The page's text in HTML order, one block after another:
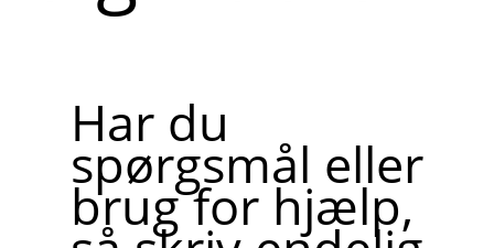
Har du
spørgsmål eller
brug for hjælp,